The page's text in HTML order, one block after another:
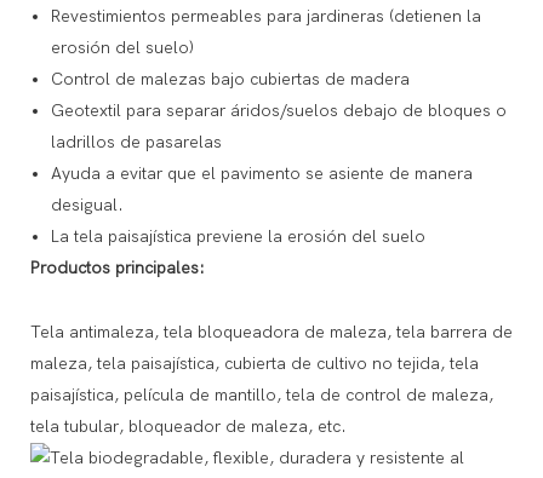
Revestimientos permeables para jardineras (detienen la
erosión del suelo)
Control de malezas bajo cubiertas de madera
Geotextil para separar áridos/suelos debajo de bloques o
ladrillos de pasarelas
Ayuda a evitar que el pavimento se asiente de manera
desigual.
La tela paisajística previene la erosión del suelo
Productos principales:
Tela antimaleza, tela bloqueadora de maleza, tela barrera de
maleza, tela paisajística, cubierta de cultivo no tejida, tela
paisajística, película de mantillo, tela de control de maleza,
tela tubular, bloqueador de maleza, etc.